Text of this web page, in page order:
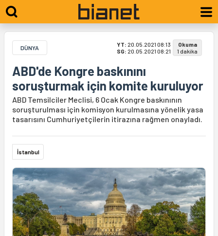
DÜNYA YT: 20.05.2021 08:13
SG: 20.05.2021 08:21
Okuma
1 dakika
ABD'de Kongre baskınını
soruşturmak için komite kuruluyor
ABD Temsilciler Meclisi, 6 Ocak Kongre baskınının
soruşturulması için komisyon kurulmasına yönelik yasa
tasarısını Cumhuriyetçilerin itirazına rağmen onayladı.
İstanbul